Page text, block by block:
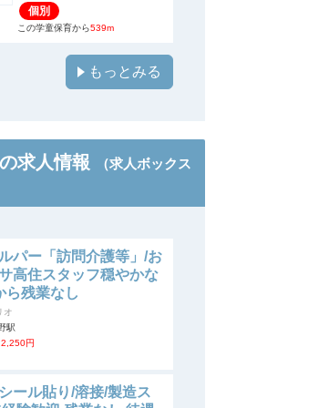
個別
この学童保育から539m
もっとみる
求人情報
（求人ボックス
パー「訪問介護等」/お
高住スタッフ穏やかな
ら残業なし
オ
駅
円
ール貼り/溶接/製造ス